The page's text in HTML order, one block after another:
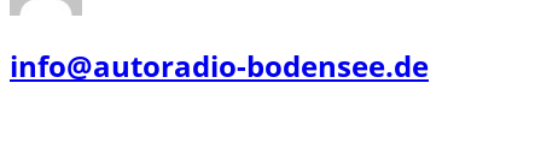
info@autoradio-bodensee.de